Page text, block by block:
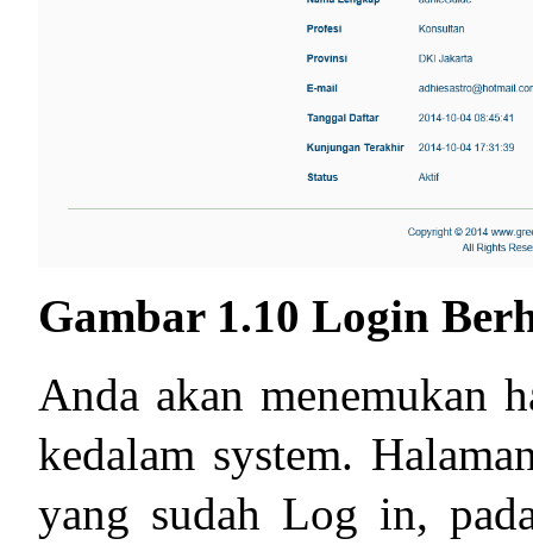
Gambar 1.10 Login
Anda akan menemukan
kedalam system.
yang sudah Log in,